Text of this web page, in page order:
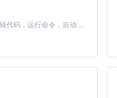
Claude Code 的开源替代方案。连接任意大模型，编辑代码，运行命令，自动验证 — 全自动执行。用 Rust 构建，极致性能。 ｜ An open-source alternative to Claude Code. Connect any LLM, edit code, run commands, and verify changes — autonomously. Built in Rust for speed. Get Started